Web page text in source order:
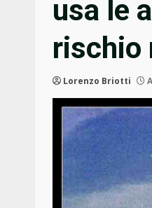
usa le
rischio
Lorenzo Briotti